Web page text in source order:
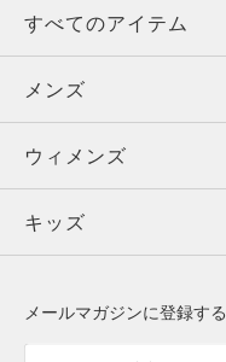
すべてのアイテム
メンズ
ウィメンズ
キッズ
メンズ
トップス
ボトムス
ウィメンズ
トップス
キッズ
メールマガジンに登録する